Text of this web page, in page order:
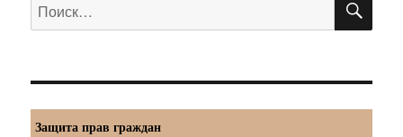
Защита прав граждан